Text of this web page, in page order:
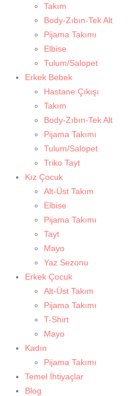
Takım
Body-Zıbın-Tek Alt
Pijama Takımı
Elbise
Tulum/Salopet
Erkek Bebek
Hastane Çıkışı
Takım
Body-Zıbın-Tek Alt
Pijama Takımı
Tulum/Salopet
Triko Tayt
Kız Çocuk
Alt-Üst Takım
Elbise
Pijama Takımı
Tayt
Mayo
Yaz Sezonu
Erkek Çocuk
Alt-Üst Takım
Pijama Takımı
T-Shirt
Mayo
Kadın
Pijama Takımı
Temel İhtiyaçlar
Blog